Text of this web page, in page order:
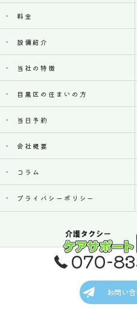
070-
お問い
料金
設備紹介
当社の特徴
目黒区の住まいの方
当日予約
会社概要
コラム
プライバシーポリシー
© 2026 東京都品川区の介護タクシー